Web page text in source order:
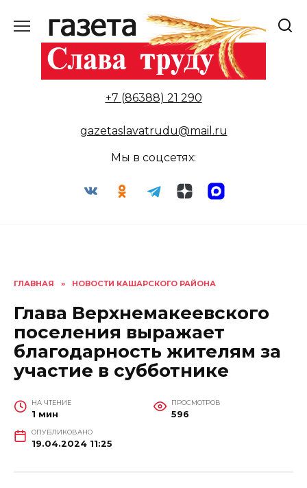
содержанию
+7 (86388) 21 290
gazetaslavatrudu@mail.ru
Мы в соцсетях:
ГЛАВНАЯ » НОВОСТИ КАШАРСКОГО РАЙОНА
Глава Верхнемакеевского
поселения выражает
благодарность жителям за
участие в субботнике
НА ЧТЕНИЕ
1 мин
ПРОСМОТРОВ
596
ОПУБЛИКОВАНО
19.04.2024 11:25